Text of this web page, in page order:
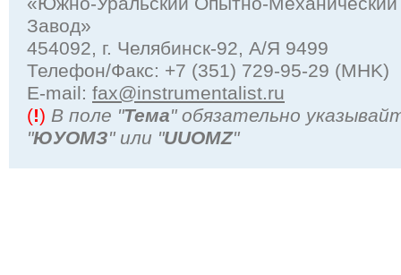
Завод»
454092, г. Челябинск-92, А/Я 9499
Телефон/Факс: +7 (351) 729-95-29 (MHK)
Е-mail: fax@instrumentalist.ru
(!) В поле "Тема" обязательно
"ЮУОМЗ" или "UUOMZ"